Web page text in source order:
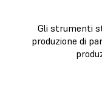
Gli strumenti
produzione di